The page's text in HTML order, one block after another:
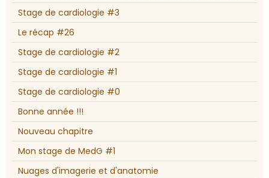
Stage de cardiologie #3
Le récap #26
Stage de cardiologie #2
Stage de cardiologie #1
Stage de cardiologie #0
Bonne année !!!
Nouveau chapitre
Mon stage de MedG #1
Nuages d'imagerie et d'anatomie